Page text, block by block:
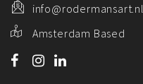
info@rodermansart.nl
Amsterdam Based